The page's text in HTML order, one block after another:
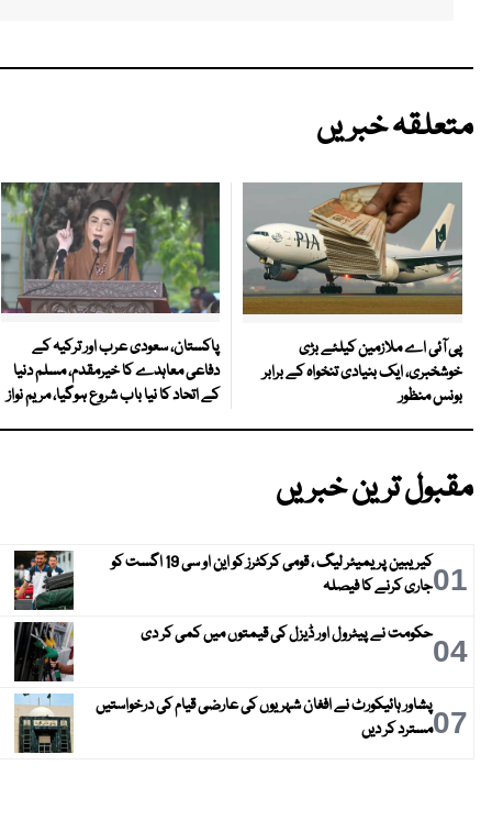
متعلقہ خبریں
پی آئی اے ملازمین کیلئے بڑی
خوشخبری، ایک بنیادی تنخواہ کے برابر
بونس منظور
پاکستان، سعودی عرب اور ترکیہ کے
دفاعی معاہدے کا خیرمقدم، مسلم دنیا
کے اتحاد کا نیا باب شروع ہوگیا، مریم نواز
مقبول ترین خبریں
01
کیریبین پریمیئر لیگ ، قومی کرکٹرز کو این او سی 19 اگست کو
جاری کرنے کا فیصلہ
04حکومت نے پیٹرول اور ڈیزل کی قیمتوں میں کمی کر دی
07پشاور ہائیکورٹ نے افغان شہریوں کی عارضی قیام کی درخواستیں
مسترد کر دیں